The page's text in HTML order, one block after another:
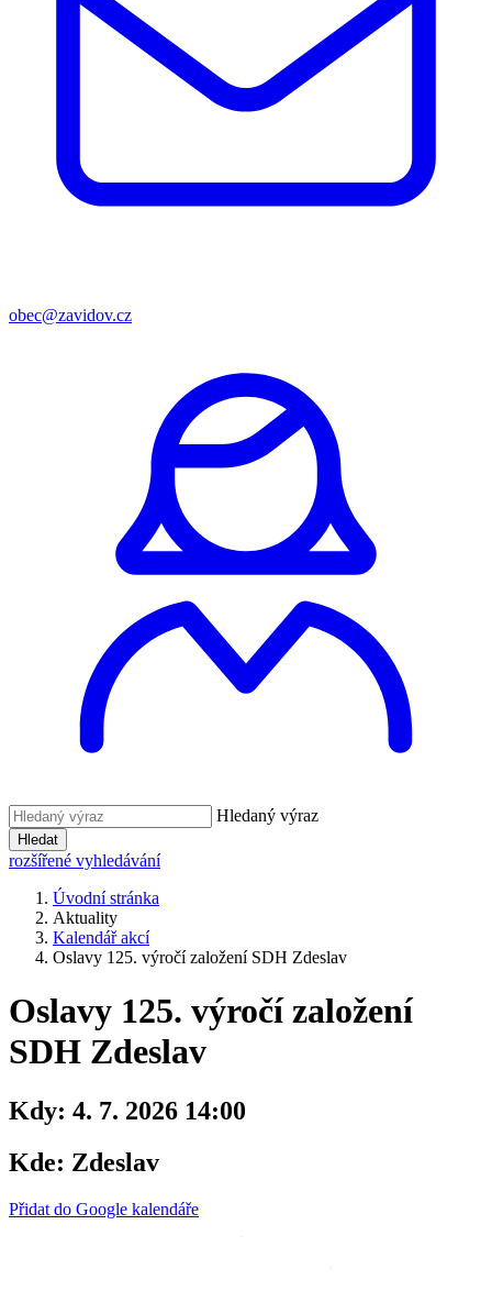
obec@zavidov.cz
Hledaný výraz
Hledat
rozšířené vyhledávání
Úvodní stránka
Aktuality
Kalendář akcí
Oslavy 125. výročí založení SDH Zdeslav
Oslavy 125. výročí založení
SDH Zdeslav
Kdy: 4. 7. 2026 14:00
Kde: Zdeslav
Přidat do Google kalendáře